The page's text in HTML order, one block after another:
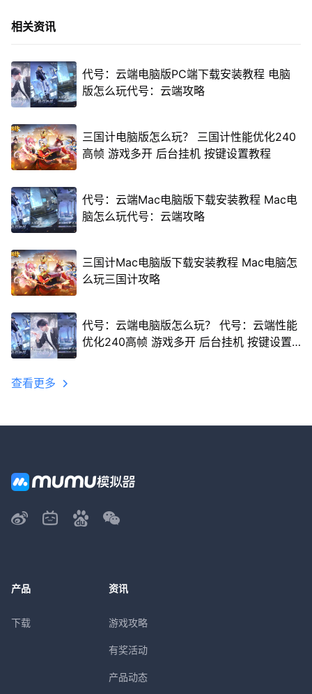
相关资讯
代号：云端电脑版PC端下载安装教程 电脑
版怎么玩代号：云端攻略
三国计电脑版怎么玩？ 三国计性能优化240
高帧 游戏多开 后台挂机 按键设置教程
代号：云端Mac电脑版下载安装教程 Mac电
脑怎么玩代号：云端攻略
三国计Mac电脑版下载安装教程 Mac电脑怎
么玩三国计攻略
代号：云端电脑版怎么玩？ 代号：云端性能
优化240高帧 游戏多开 后台挂机 按键设置
查看更多
产品
下载
资讯
游戏攻略
有奖活动
产品动态